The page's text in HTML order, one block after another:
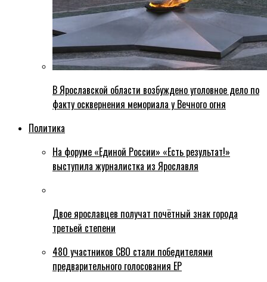
В Ярославской области возбуждено уголовное дело по
факту осквернения мемориала у Вечного огня
Политика
На форуме «Единой России» «Есть результат!»
выступила журналистка из Ярославля
Двое ярославцев получат почётный знак города
третьей степени
480 участников СВО стали победителями
предварительного голосования ЕР